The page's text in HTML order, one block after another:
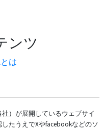
ンツ
は
）が展開しているウェブサイ
たうえでXやfacebookなどのソ